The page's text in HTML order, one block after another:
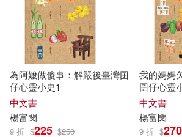
為阿嬤做傻事：解嚴後臺灣囝
仔心靈小史1
中文書
楊富閔
9 折 $225 $250
我的媽媽
囝仔心靈
中文書
楊富閔
9 折 $270